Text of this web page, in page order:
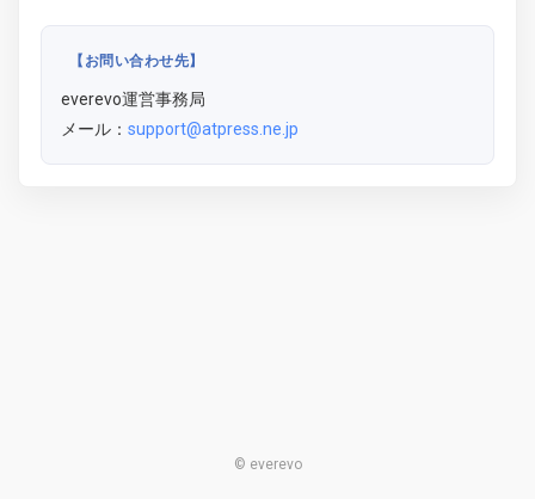
【お問い合わせ先】
everevo運営事務局
メール： support@atpress.ne.jp
© everevo